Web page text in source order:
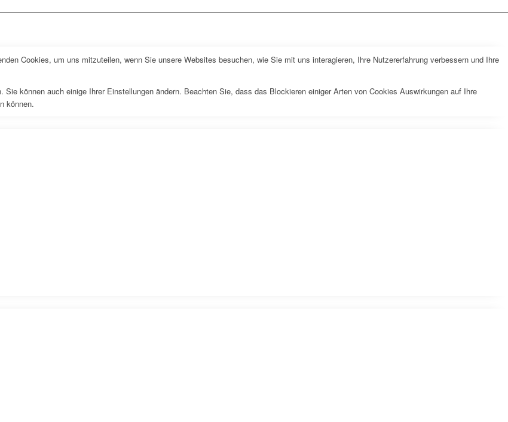
Cookies, um uns mitzuteilen, wenn Sie unsere Websites besuchen, wie Sie mit uns interagieren, Ihre Nutzererfahrung verbessern und Ihre
können auch einige Ihrer Einstellungen ändern. Beachten Sie, dass das Blockieren einiger Arten von Cookies Auswirkungen auf Ihre
können.